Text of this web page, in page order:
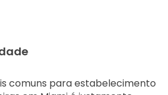
comuns para estabelecimento